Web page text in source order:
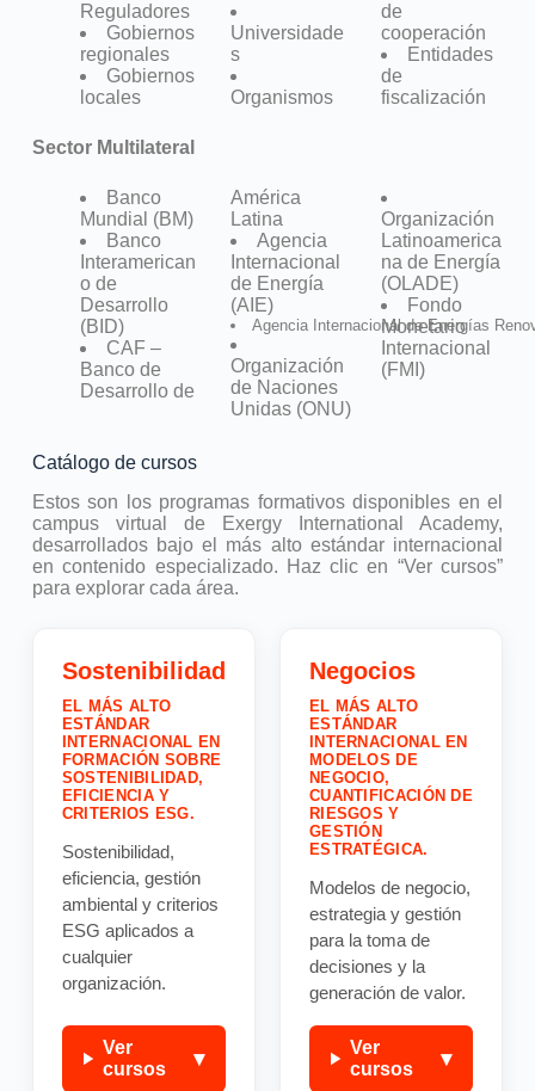
Reguladores
Gobiernos
regionales
Gobiernos
locales
Universidade
s
Organismos
de
cooperación
Entidades
de
fiscalización
Sector Multilateral
Banco
Mundial (BM)
Banco
Interamerican
o de
Desarrollo
(BID)
CAF –
Banco de
Desarrollo de
América
Latina
Agencia
Internacional
de Energía
(AIE)
Agencia Internacional de Energías
Organización
de Naciones
Unidas (ONU)
Organización
Latinoamerica
na de Energía
(OLADE)
Fondo
Monetario
Internacional
(FMI)
Catálogo de cursos
Estos son los programas formativos disponibles en el
campus virtual de Exergy International Academy,
desarrollados bajo el más alto estándar internacional
en contenido especializado. Haz clic en “Ver cursos”
para explorar cada área.
Sostenibilidad
EL MÁS ALTO
ESTÁNDAR
INTERNACIONAL EN
FORMACIÓN SOBRE
SOSTENIBILIDAD,
EFICIENCIA Y
CRITERIOS ESG.
Sostenibilidad,
eficiencia, gestión
ambiental y criterios
ESG aplicados a
cualquier
organización.
Ver
cursos
▾
Negocios
EL MÁS ALTO
ESTÁNDAR
INTERNACIONAL EN
MODELOS DE
NEGOCIO,
CUANTIFICACIÓN DE
RIESGOS Y
GESTIÓN
ESTRATÉGICA.
Modelos de negocio,
estrategia y gestión
para la toma de
decisiones y la
generación de valor.
Ver
cursos
▾